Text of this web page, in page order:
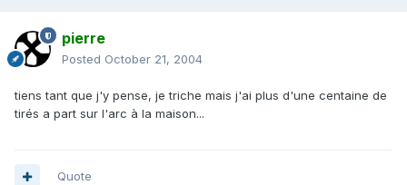
pierre
Posted October 21, 2004
tiens tant que j'y pense, je triche mais j'ai plus d'une centaine de
tirés a part sur l'arc à la maison...
Quote